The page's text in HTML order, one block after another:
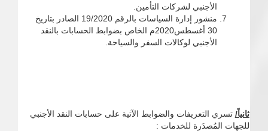
الأجنبي لشركات التأمين.
منشور إدارة السياسات بالرقم 19/2020 الصادر بتاريخ
30 أغسطس2020م الخاص بضوابط الحسابات بالنقد
الأجنبي لوكالات السفر والسياحة.
ثانياً/ تسري التعريفات والضوابط الآتية على حسابات النقد الأجنبي
للجهات المُصدَرة للخدمات :